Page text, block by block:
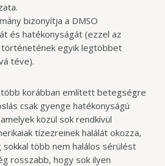
bizonyítja a DMSO
és hatékonyságát (ezzel az
egyik legtöbbet
téve).
korábban említett betegségre
csak gyenge hatékonyságú
közül sok rendkívül
tízezreinek halálát okozza,
több nem halálos sérülést
rosszabb, hogy sok ilyen